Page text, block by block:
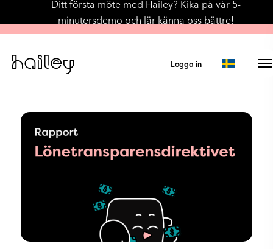
Ditt första möte med Hailey? Kika på vår 5-
minutersdemo och lär känna oss bättre!
Logga in